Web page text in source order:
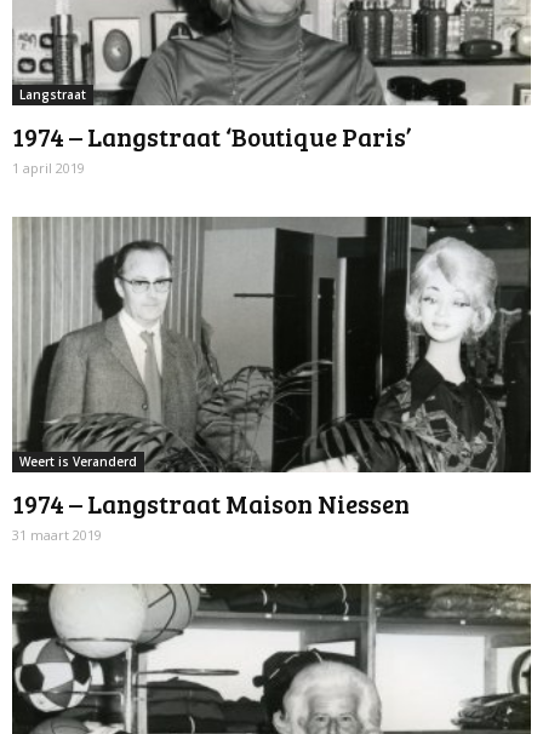
Langstraat
1974 – Langstraat ‘Boutique Paris’
1 april 2019
Weert is Veranderd
1974 – Langstraat Maison Niessen
31 maart 2019